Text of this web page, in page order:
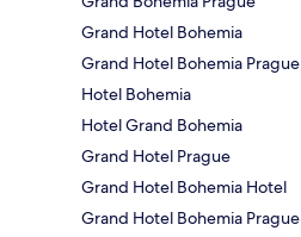
Grand Hotel Bohemia
Grand Hotel Bohemia Prague
Hotel Bohemia
Hotel Grand Bohemia
Grand Hotel Prague
Grand Hotel Bohemia Hotel
Grand Hotel Bohemia Prague